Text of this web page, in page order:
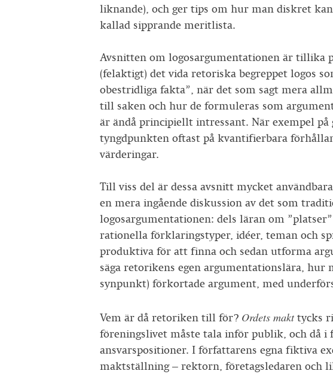
liknande), och ger tips om hur man diskret
kallad sipprande meritlista.
Avsnitten om logosargumentationen är
(felaktigt) det vida retoriska begreppet logos
obestridliga fakta”, när det som sagt mera
till saken och hur de formuleras som
är ändå principiellt intressant. När exempel på
tyngdpunkten oftast på kvantifierbara
värderingar.
Till viss del är dessa avsnitt mycket
en mera ingående diskussion av det som
logosargumentationen: dels läran om
rationella förklaringstyper, idéer, teman och
produktiva för att finna och sedan utforma
säga retorikens egen argumentationslära,
synpunkt) förkortade argument, med
Vem är då retoriken till för? Ordets makt tycks
föreningslivet måste tala inför publik, och då i
ansvarspositioner. I författarens egna fiktiva
maktställning – rektorn, företagsledaren och